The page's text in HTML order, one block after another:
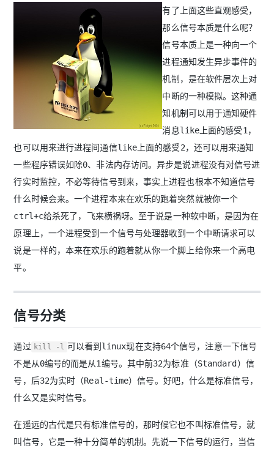
有了上面这些直观感受，
那么信号本质是什么呢？
信号本质上是一种向一个
进程通知发生异步事件的
机制，是在软件层次上对
中断的一种模拟。这种通
知机制可以用于通知硬件
消息like上面的感受1，
也可以用来进行进程间通信like上面的感受2，还可以用来通知
一些程序错误如除0、非法内存访问。异步是说进程没有对信号进
行实时监控，不必等待信号到来，事实上进程也根本不知道信号
什么时候会来。一个进程本来在欢乐的跑着突然就被你一个
ctrl+c给杀死了，飞来横祸呀。至于说是一种软中断，是因为在
原理上，一个进程受到一个信号与处理器收到一个中断请求可以
说是一样的，本来在欢乐的跑着就从你一个脚上给你来一个高电
平。
信号分类
通过 kill -l 可以看到linux现在支持64个信号，注意一下信号
不是从0编号的而是从1编号。其中前32为标准（Standard）信
号，后32为实时（Real-time）信号。好吧，什么是标准信号，
什么又是实时信号。
在遥远的古代是只有标准信号的，那时候它也不叫标准信号，就
叫信号，它是一种十分简单的机制。先说一下信号的运行，当信